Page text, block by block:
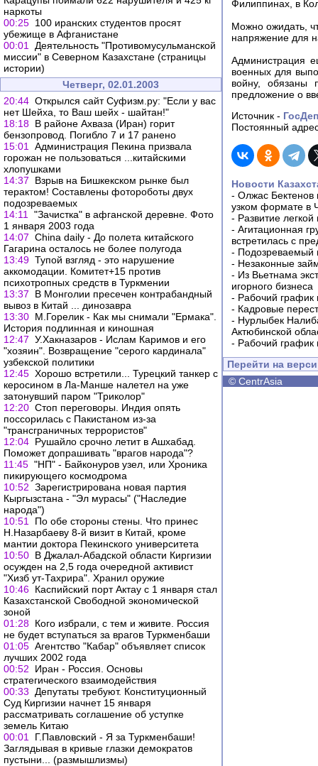
наркоты
00:25 100 иранских студентов просят
убежище в Афганистане
00:01
Деятельность "Противомусульманской
миссии" в Северном Казахстане (страницы
истории)
Четверг, 02.01.2003
20:44 Открылся сайт Суфизм.ру: "Если у вас
нет Шейха, то Ваш шейх - шайтан!"
18:18 В районе Ахваза (Иран) горит
бензопровод. Погибло 7 и 17 ранено
15:01
Администрация Пекина призвала
горожан не пользоваться ...китайскими
хлопушками
14:37
Взрыв на Бишкекском рынке был
терактом! Составлены фотороботы двух
подозреваемых
14:11
"Зачистка" в афганской деревне. Фото
1 января 2003 года
14:07 China daily - До полета китайского
Гагарина осталось не более полугода
13:49 Тупой взгляд - это нарушение
аккомодации. Комитет+15 против
психотропных средств в Туркмении
13:37
В Монголии пресечен контрабандный
вывоз в Китай ... динозавра
13:30 М.Горелик - Как мы снимали "Ермака".
История подлинная и киношная
12:47 У.Хакназаров - Ислам Каримов и его
"хозяин". Возвращение "серого кардинала"
узбекской политики
12:45 Хорошо встретили... Турецкий танкер с
керосином в Ла-Манше налетел на уже
затонувший паром "Триколор"
12:20 Стоп переговоры. Индия опять
поссорилась с Пакистаном из-за
"трансграничных террористов"
12:04 Рушайло срочно летит в Ашхабад.
Поможет допрашивать "врагов народа"?
11:45 "НП" - Байконуров узел, или Хроника
пикирующего космодрома
10:52 Зарегистрирована новая партия
Кыргызстана - "Эл мурасы" ("Наследие
народа")
10:51
По обе стороны стены. Что принес
Н.Назарбаеву 8-й визит в Китай, кроме
мантии доктора Пекинского университета
10:50 В Джалал-Абадской области Киргизии
осужден на 2,5 года очередной активист
"Хизб ут-Тахрира". Хранил оружие
10:46 Каспийский порт Актау с 1 января стал
Казахстанской Свободной экономической
зоной
01:28 Кого избрали, с тем и живите. Россия
не будет вступаться за врагов Туркменбаши
01:05 Агентство "Кабар" объявляет список
лучших 2002 года
00:52
Иран - Россия. Основы
стратегического взаимодействия
00:33
Депутаты требуют. Конституционный
Суд Киргизии начнет 15 января
рассматривать соглашение об уступке
земель Китаю
00:01
Г.Павловский - Я за Туркменбаши!
Заглядывая в кривые глазки демократов
пустыни... (размышлизмы)
Филиппинах, в
Можно ожидать,
напряжение для
Администрация
военных для
войну, обязаны
предложение о
Источник -
Постоянный
Новости
- Олжас Бектенов
узком формате в
- Развитие
- Агитационная
встретилась с
- Подозреваемый
- Незаконные
- Из Вьетнама
игорного бизнеса
- Рабочий график
- Кадровые
- Нурлыбек
Актюбинской
- Рабочий график
Перейти на
© CentrAsia